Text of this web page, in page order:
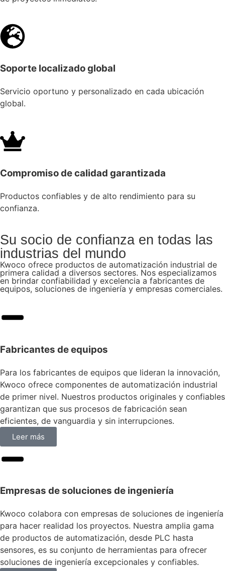
Soporte localizado global
Servicio oportuno y personalizado en cada ubicación
global.
Compromiso de calidad garantizada
Productos confiables y de alto rendimiento para su
confianza.
Su socio de confianza en todas las
industrias del mundo
Kwoco ofrece productos de automatización industrial de
primera calidad a diversos sectores. Nos especializamos
en brindar confiabilidad y excelencia a fabricantes de
equipos, soluciones de ingeniería y empresas comerciales.
Fabricantes de equipos
Para los fabricantes de equipos que lideran la innovación,
Kwoco ofrece componentes de automatización industrial
de primer nivel. Nuestros productos originales y confiables
garantizan que sus procesos de fabricación sean
eficientes, de vanguardia y sin interrupciones.
Leer más
Empresas de soluciones de ingeniería
Kwoco colabora con empresas de soluciones de ingeniería
para hacer realidad los proyectos. Nuestra amplia gama
de productos de automatización, desde PLC hasta
sensores, es su conjunto de herramientas para ofrecer
soluciones de ingeniería excepcionales y confiables.